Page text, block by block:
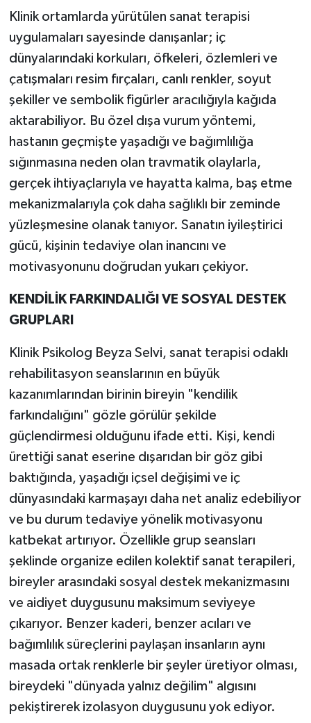
Klinik ortamlarda yürütülen sanat terapisi
uygulamaları sayesinde danışanlar; iç
dünyalarındaki korkuları, öfkeleri, özlemleri ve
çatışmaları resim fırçaları, canlı renkler, soyut
şekiller ve sembolik figürler aracılığıyla kağıda
aktarabiliyor. Bu özel dışa vurum yöntemi,
hastanın geçmişte yaşadığı ve bağımlılığa
sığınmasına neden olan travmatik olaylarla,
gerçek ihtiyaçlarıyla ve hayatta kalma, baş etme
mekanizmalarıyla çok daha sağlıklı bir zeminde
yüzleşmesine olanak tanıyor. Sanatın iyileştirici
gücü, kişinin tedaviye olan inancını ve
motivasyonunu doğrudan yukarı çekiyor.
KENDİLİK FARKINDALIĞI VE SOSYAL DESTEK
GRUPLARI
Klinik Psikolog Beyza Selvi, sanat terapisi odaklı
rehabilitasyon seanslarının en büyük
kazanımlarından birinin bireyin "kendilik
farkındalığını" gözle görülür şekilde
güçlendirmesi olduğunu ifade etti. Kişi, kendi
ürettiği sanat eserine dışarıdan bir göz gibi
baktığında, yaşadığı içsel değişimi ve iç
dünyasındaki karmaşayı daha net analiz edebiliyor
ve bu durum tedaviye yönelik motivasyonu
katbekat artırıyor. Özellikle grup seansları
şeklinde organize edilen kolektif sanat terapileri,
bireyler arasındaki sosyal destek mekanizmasını
ve aidiyet duygusunu maksimum seviyeye
çıkarıyor. Benzer kaderi, benzer acıları ve
bağımlılık süreçlerini paylaşan insanların aynı
masada ortak renklerle bir şeyler üretiyor olması,
bireydeki "dünyada yalnız değilim" algısını
pekiştirerek izolasyon duygusunu yok ediyor.